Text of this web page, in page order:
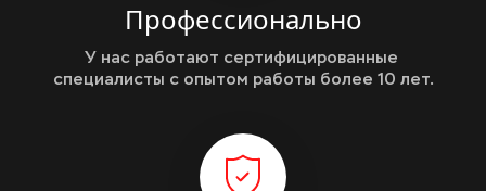
Профессионально
У нас работают сертифицированные
специалисты с опытом работы более 10 лет.